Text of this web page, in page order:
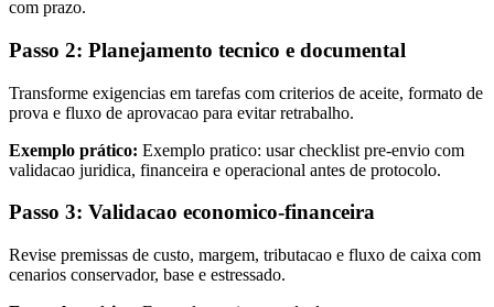
com prazo.
Passo 2: Planejamento tecnico e documental
Transforme exigencias em tarefas com criterios de aceite, formato de
prova e fluxo de aprovacao para evitar retrabalho.
Exemplo prático: Exemplo pratico: usar checklist pre-envio com
validacao juridica, financeira e operacional antes de protocolo.
Passo 3: Validacao economico-financeira
Revise premissas de custo, margem, tributacao e fluxo de caixa com
cenarios conservador, base e estressado.